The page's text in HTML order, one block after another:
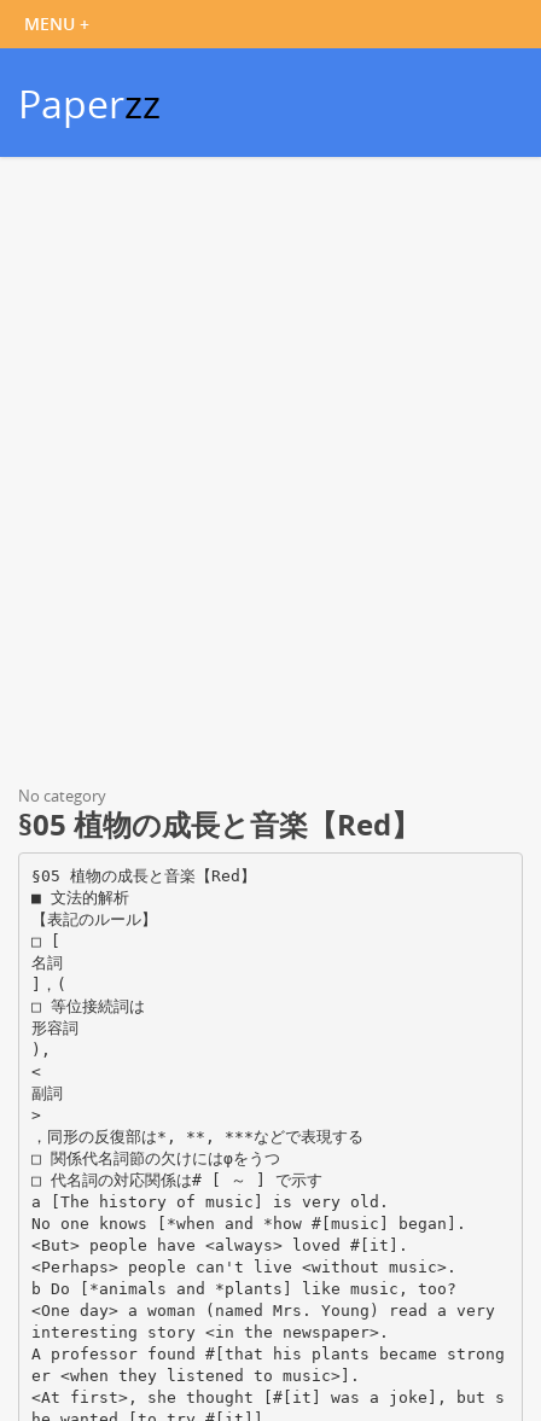
Paperzz
No category
§05 植物の成長と音楽【Red】
§05 植物の成長と音楽【Red】
■ 文法的解析
【表記のルール】
□ [
名詞
]，(
□ 等位接続詞は
形容詞
),
<
副詞
>
，同形の反復部は*, **, ***などで表現する
□ 関係代名詞節の欠けにはφをうつ
□ 代名詞の対応関係は# [ ～ ] で示す
a [The history of music] is very old.
No one knows [*when and *how #[music] began].
<But> people have <always> loved #[it].
<Perhaps> people can't live <without music>.
b Do [*animals and *plants] like music, too?
<One day> a woman (named Mrs. Young) read a very
interesting story <in the newspaper>.
A professor found #[that his plants became strong
er <when they listened to music>].
<At first>, she thought [#[it] was a joke], but s